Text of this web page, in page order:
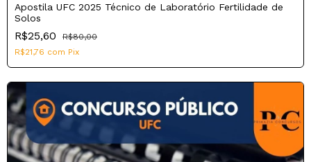
Apostila UFC 2025 Técnico de Laboratório Fertilidade de
Solos
R$25,60
R$80,00
R$21,76 com Pix